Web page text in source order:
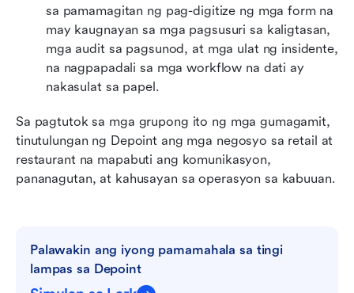
sa pamamagitan ng pag-digitize ng mga form na
may kaugnayan sa mga pagsusuri sa kaligtasan,
mga audit sa pagsunod, at mga ulat ng insidente,
na nagpapadali sa mga workflow na dati ay
nakasulat sa papel.
Sa pagtutok sa mga grupong ito ng mga gumagamit,
tinutulungan ng Depoint ang mga negosyo sa retail at
restaurant na mapabuti ang komunikasyon,
pananagutan, at kahusayan sa operasyon sa kabuuan.
Palawakin ang iyong pamamahala sa tingi
lampas sa Depoint